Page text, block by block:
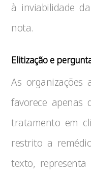
à inviabilidade
nota.
Elitização e
As organizações
favorece apenas
tratamento em
restrito a
texto, representa